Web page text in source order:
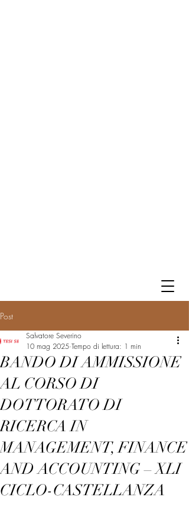
Post
BANDO DI AMMISSIONE
AL CORSO DI
DOTTORATO DI
RICERCA IN
MANAGEMENT, FINANCE
AND ACCOUNTING – XLI
CICLO-CASTELLANZA
Salvatore Severino
10 mag 2025 Tempo di lettura: 1 min